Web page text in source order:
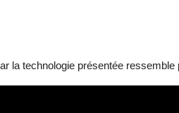
la technologie présentée